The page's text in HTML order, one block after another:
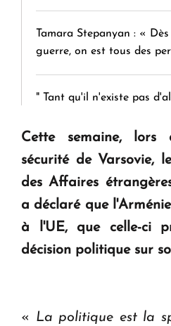
Tamara Stepanyan : «
guerre, on est tous des
" Tant qu'il n'existe pas
KASA : 30 ans d'audace,
en Arménie
Le premier hôtel Hyatt
ouvrira ses portes à Dilijan
Cette semaine,
sécurité de Varsovie,
des Affaires
a déclaré que
à l'UE, que celle-ci
décision politique sur
« La politique est la